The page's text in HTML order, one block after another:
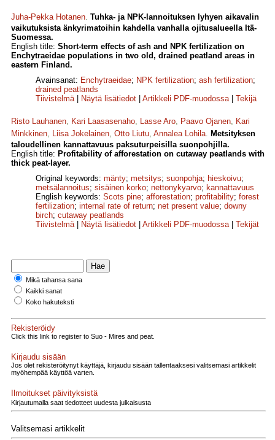
Juha-Pekka Hotanen. Tuhka- ja NPK-lannoituksen lyhyen aikavalin
vaikutuksista änkyrimatoihin kahdella vanhalla ojitusalueella Itä-
Suomessa.
English title: Short-term effects of ash and NPK fertilization on
Enchytraeidae populations in two old, drained peatland areas in
eastern Finland.
Avainsanat: Enchytraeidae; NPK fertilization; ash fertilization;
drained peatlands
Tiivistelmä| Näytä lisätiedot Artikkeli PDF-muodossa| Tekijä
Risto Lauhanen, Kari Laasasenaho, Lasse Aro, Paavo Ojanen, Kari
Minkkinen, Liisa Jokelainen, Otto Liutu, Annalea Lohila. Metsityksen
taloudellinen kannattavuus paksuturpeisilla suonpohjilla.
English title: Profitability of afforestation on cutaway peatlands with
thick peat-layer.
Original keywords: mänty; metsitys; suonpohja; hieskoivu;
metsälannoitus; sisäinen korko; netto­nykyarvo; kannattavuus
English keywords: Scots pine; afforestation; profitability; forest
fertilization; internal rate of return; net present value; downy
birch; cutaway peatlands
Tiivistelmä| Näytä lisätiedot Artikkeli PDF-muodossa| Tekijät
Mikä tahansa sana
Kaikki sanat
Koko hakuteksti
Rekisteröidy
Click this link to register to Suo - Mires and peat.
Kirjaudu sisään
Jos olet rekisteröitynyt käyttäjä, kirjaudu sisään tallentaaksesi valitsemasi artikkelit
myöhempää käyttöä varten.
Ilmoitukset päivityksistä
Kirjautumalla saat tiedotteet uudesta julkaisusta
Valitsemasi artikkelit